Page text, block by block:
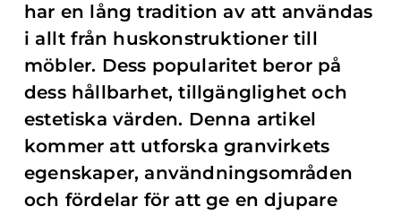
har en lång tradition av att användas
i allt från huskonstruktioner till
möbler. Dess popularitet beror på
dess hållbarhet, tillgänglighet och
estetiska värden. Denna artikel
kommer att utforska granvirkets
egenskaper, användningsområden
och fördelar för att ge en djupare